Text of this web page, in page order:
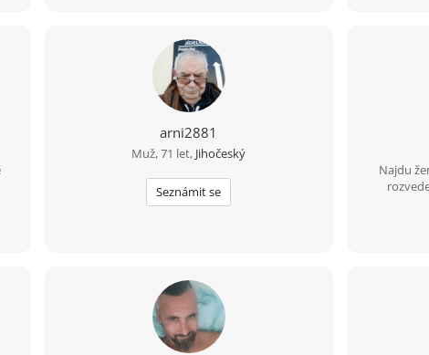
arni2881
Muž, 71 let, Jihočeský
Seznámit se
Najdu